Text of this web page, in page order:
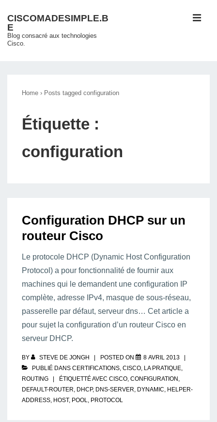
passer
au
contenu
CISCOMADESIMPLE.B
E
Blog consacré aux technologies
Cisco.
Home › Posts tagged configuration
Étiquette :
configuration
Configuration DHCP sur un
routeur Cisco
Le protocole DHCP (Dynamic Host Configuration
Protocol) a pour fonctionnalité de fournir aux
machines qui le demandent une configuration IP
complète, adresse IPv4, masque de sous-réseau,
passerelle par défaut, serveur dns… Cet article a
pour sujet la configuration d’un routeur Cisco en
serveur DHCP.
BY STEVE DE JONGH POSTED ON
8 AVRIL 2013
PUBLIÉ DANS CERTIFICATIONS, CISCO, LA PRATIQUE,
ROUTING
ÉTIQUETTÉ AVEC CISCO, CONFIGURATION ,
DEFAULT-ROUTER, DHCP, DNS-SERVER, DYNAMIC, HELPER-
ADDRESS, HOST, POOL, PROTOCOL